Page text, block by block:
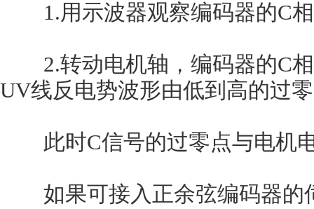
1.用示波器观察编码器的C相
2.转动电机轴，编码器的C相
UV线反电势波形由低到高的过
此时C信号的过零点与电机
如果可接入正余弦编码器的